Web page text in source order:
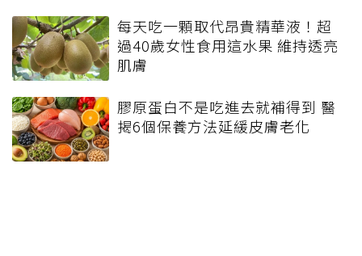
每天吃一顆取代昂貴精華液！超
過40歲女性食用這水果 維持透亮
肌膚
膠原蛋白不是吃進去就補得到 醫
揭6個保養方法延緩皮膚老化